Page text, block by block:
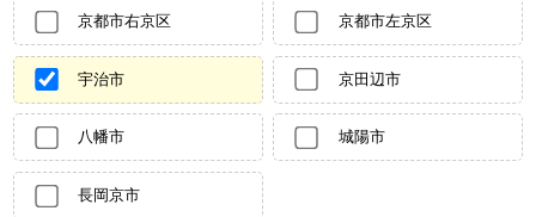
京都市右京区 京都市左京区
宇治市 京田辺市
八幡市 城陽市
長岡京市